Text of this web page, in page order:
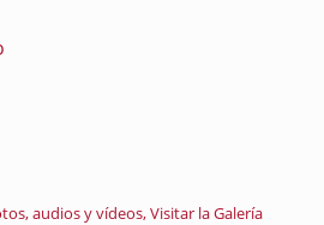
audios y vídeos, Visitar la Galería